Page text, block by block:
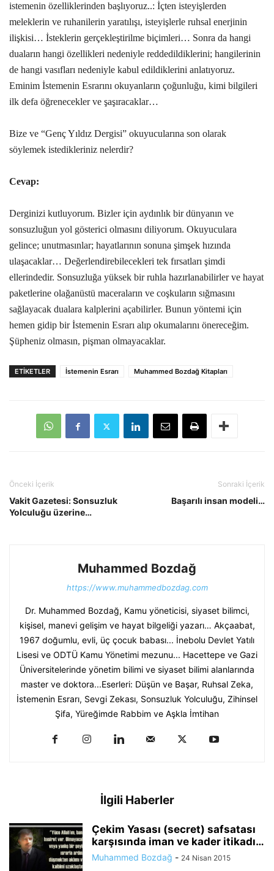
istemenin özelliklerinden başlıyoruz..: İçten isteyişlerden
meleklerin ve ruhanilerin yaratılışı, isteyişlerle ruhsal enerjinin
ilişkisi… İsteklerin gerçekleştirilme biçimleri… Sonra da hangi
duaların hangi özellikleri nedeniyle reddedildiklerini; hangilerinin
de hangi vasıfları nedeniyle kabul edildiklerini anlatıyoruz.
Eminim İstemenin Esrarını okuyanların çoğunluğu, kimi bilgileri
ilk defa öğrenecekler ve şaşıracaklar…
Bize ve “Genç Yıldız Dergisi” okuyucularına son olarak
söylemek istedikleriniz nelerdir?
Cevap:
Derginizi kutluyorum. Bizler için aydınlık bir dünyanın ve
sonsuzluğun yol gösterici olmasını diliyorum. Okuyuculara
gelince; unutmasınlar; hayatlarının sonuna şimşek hızında
ulaşacaklar… Değerlendirebilecekleri tek fırsatları şimdi
ellerindedir. Sonsuzluğa yüksek bir ruhla hazırlanabilirler ve hayat
paketlerine olağanüstü maceraların ve coşkuların sığmasını
sağlayacak dualara kalplerini açabilirler. Bunun yöntemi için
hemen gidip bir İstemenin Esrarı alıp okumalarını önereceğim.
Şüpheniz olmasın, pişman olmayacaklar.
ETIKETLER İstemenin Esrarı Muhammed Bozdağ Kitapları
Önceki İçerik
Vakit Gazetesi: Sonsuzluk
Yolculuğu üzerine…
Sonraki İçerik
Başarılı insan modeli…
Muhammed Bozdağ
https://www.muhammedbozdag.com
Dr. Muhammed Bozdağ, Kamu yöneticisi, siyaset bilimci,
kişisel, manevi gelişim ve hayat bilgeliği yazarı… Akçaabat,
1967 doğumlu, evli, üç çocuk babası... İnebolu Devlet Yatılı
Lisesi ve ODTÜ Kamu Yönetimi mezunu... Hacettepe ve Gazi
Üniversitelerinde yönetim bilimi ve siyaset bilimi alanlarında
master ve doktora...Eserleri: Düşün ve Başar, Ruhsal Zeka,
İstemenin Esrarı, Sevgi Zekası, Sonsuzluk Yolculuğu, Zihinsel
Şifa, Yüreğimde Rabbim ve Aşkla İmtihan
İlgili Haberler
Çekim Yasası (secret) safsatası
karşısında iman ve kader itikadı…
Muhammed Bozdağ - 24 Nisan 2015